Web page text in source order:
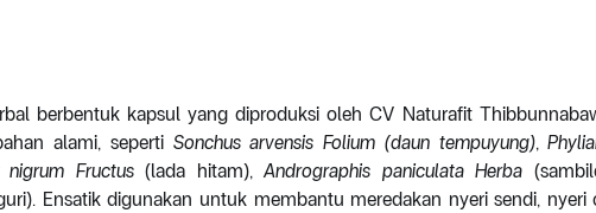
berbentuk kapsul yang diproduksi oleh CV Naturafit
alami, seperti Sonchus arvensis Folium (daun tempuyung),
nigrum Fructus(lada hitam),Andrographis paniculata Herba
Ensatik digunakan untuk membantu meredakan nyeri sendi, nyeri